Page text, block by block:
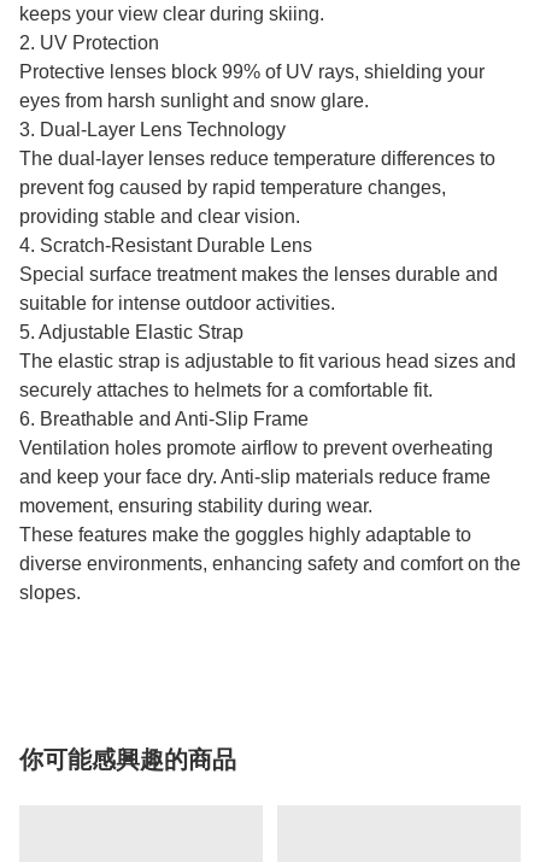
keeps your view clear during skiing.
2. UV Protection
Protective lenses block 99% of UV rays, shielding your
eyes from harsh sunlight and snow glare.
3. Dual-Layer Lens Technology
The dual-layer lenses reduce temperature differences to
prevent fog caused by rapid temperature changes,
providing stable and clear vision.
4. Scratch-Resistant Durable Lens
Special surface treatment makes the lenses durable and
suitable for intense outdoor activities.
5. Adjustable Elastic Strap
The elastic strap is adjustable to fit various head sizes and
securely attaches to helmets for a comfortable fit.
6. Breathable and Anti-Slip Frame
Ventilation holes promote airflow to prevent overheating
and keep your face dry. Anti-slip materials reduce frame
movement, ensuring stability during wear.
These features make the goggles highly adaptable to
diverse environments, enhancing safety and comfort on the
slopes.
你可能感興趣的商品